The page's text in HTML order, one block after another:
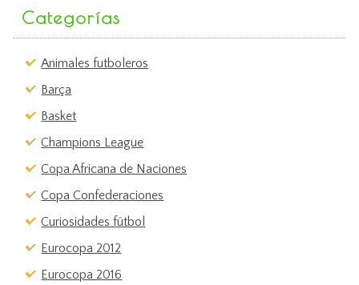
Categorías
Animales futboleros
Barça
Basket
Champions League
Copa Africana de Naciones
Copa Confederaciones
Curiosidades fútbol
Eurocopa 2012
Eurocopa 2016